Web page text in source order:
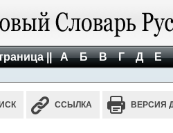
|| А Б В Г Д Е
ССЫЛКА ВЕРСИЯ